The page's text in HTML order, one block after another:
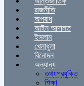
রাজনীতি
অপরাধ
আইন আদালত
ইসলাম
খেলাধুলা
বিনোদন
অন্যান্য
তথ্যপ্রযুক্তি
শিক্ষা